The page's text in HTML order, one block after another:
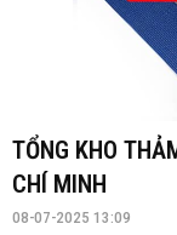
TỔNG KHO
CHÍ MINH
08-07-2025 13:09